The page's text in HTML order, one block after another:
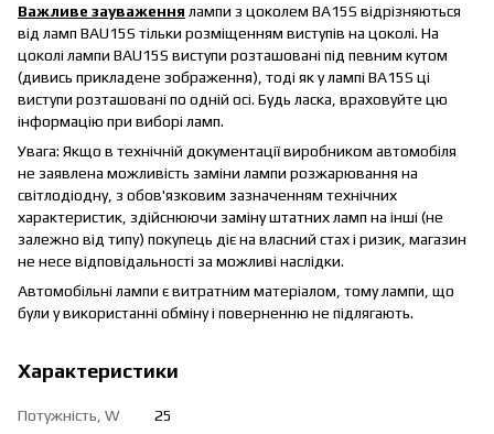
Важливе зауваження лампи з цоколем BA15S відрізняються
від ламп BAU15S тільки розміщенням виступів на цоколі. На
цоколі лампи BAU15S виступи розташовані під певним кутом
(дивись прикладене зображення), тоді як у лампі BA15S ці
виступи розташовані по одній осі. Будь ласка, враховуйте цю
інформацію при виборі ламп.
Увага: Якщо в технічній документації виробником автомобіля
не заявлена ​​можливість заміни лампи розжарювання на
світлодіодну, з обов'язковим зазначенням технічних
характеристик, здійснюючи заміну штатних ламп на інші (не
залежно від типу) покупець діє на власний стах і ризик, магазин
не несе відповідальності за можливі наслідки.
Автомобільні лампи є витратним матеріалом, тому лампи, що
були у використанні обміну і поверненню не підлягають.
Характеристики
Потужність, W
25